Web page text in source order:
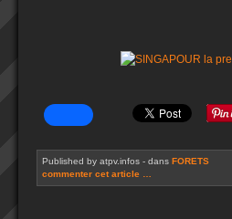
Published by atpv.infos - dans FORETS
commenter cet article